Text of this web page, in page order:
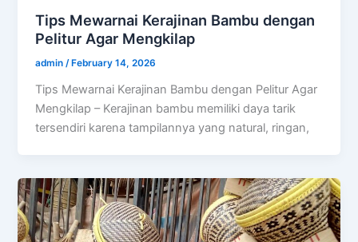
Tips Mewarnai Kerajinan Bambu dengan
Pelitur Agar Mengkilap
admin/ February 14, 2026
Tips Mewarnai Kerajinan Bambu dengan Pelitur Agar
Mengkilap – Kerajinan bambu memiliki daya tarik
tersendiri karena tampilannya yang natural, ringan,